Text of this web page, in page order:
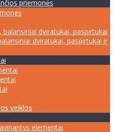
priemonės
dviratukai, paspirtukai
dviratukai, paspirtukai ir
veiklos
elementai